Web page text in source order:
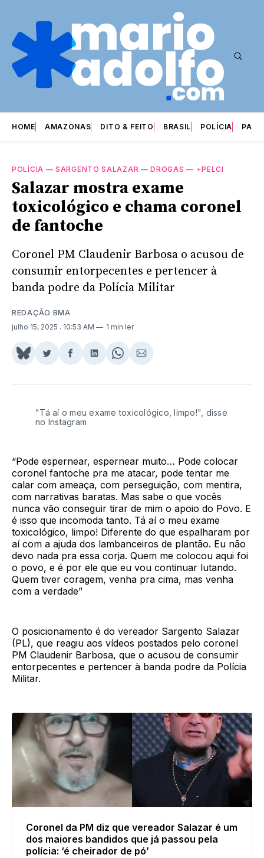
HOME AMAZONAS DITO & FEITO BRASIL POLÍCIA
POLÍCIA —SARGENTO SALAZAR —DROGAS — +PELCI
Salazar mostra exame
toxicológico e chama coronel
de fantoche
Coronel PM Claudenir Barbosa o acusou de
consumir entorpecentes e pertencer à
banda podre da Polícia Militar
REDAÇÃO BMA
julho 15, 2025 . 10:53 AM 1 min ler
Share
BlueSky
Compartilhar
Twitter
Compartilhar
Facebook
Compartilhar
LinkedIn
Share
WhatsApp
Compartilhar
Email
"Tá aí o meu exame toxicológico, limpo!", disse
no Instagram
“Pode espernear, espernear muito… Pode colocar
coronel fantoche pra me atacar, pode tentar me
calar com ameaça, com perseguição, com mentira,
com narrativas baratas. Mas sabe o que vocês
nunca vão conseguir tirar de mim o apoio do Povo. E
é isso que incomoda tanto. Tá aí o meu exame
toxicológico, limpo! Diferente do que espalharam por
aí com a ajuda dos lambanceiros de plantão. Eu não
devo nada pra essa corja. Quem me colocou aqui foi
o povo, e é por ele que eu vou continuar lutando.
Quem tiver coragem, venha pra cima, mas venha
com a verdade”
O posicionamento é do vereador Sargento Salazar
(PL), que reagiu aos vídeos postados pelo coronel
PM Claudenir Barbosa, que o acusou de consumir
entorpecentes e pertencer à banda podre da Polícia
Militar.
Coronel da PM diz que vereador Salazar é um
dos maiores bandidos que já passou pela
polícia: ‘é cheirador de pó’